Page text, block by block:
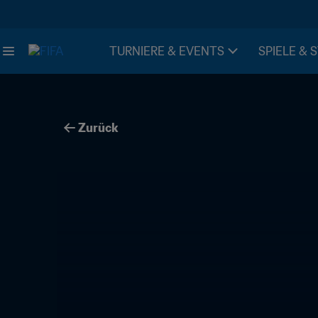
TURNIERE & EVENTS SPIELE &
Zurück